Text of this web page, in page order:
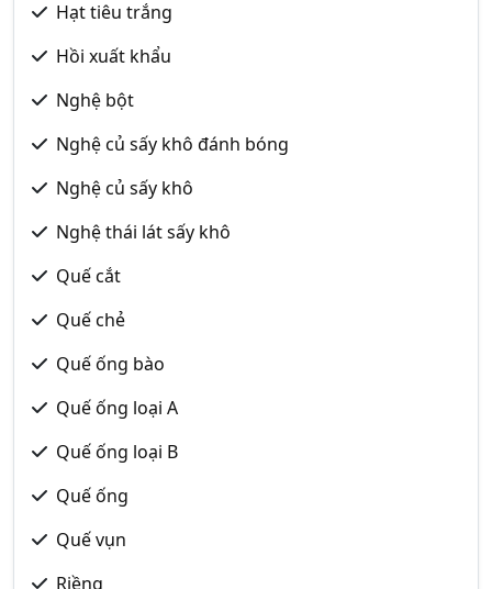
Hạt tiêu trắng
Hồi xuất khẩu
Nghệ bột
Nghệ củ sấy khô đánh bóng
Nghệ củ sấy khô
Nghệ thái lát sấy khô
Quế cắt
Quế chẻ
Quế ống bào
Quế ống loại A
Quế ống loại B
Quế ống
Quế vụn
Riềng